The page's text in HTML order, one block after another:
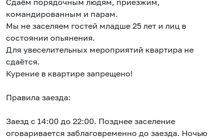
Сдаём порядочным людям, приезжим,
командированным и парам.
Мы не заселяем гостей младше 25 лет и лиц в
состоянии опьянения.
Для увеселительных мероприятий квартира не
сдаётся.
Курение в квартире запрещено!
Правила заезда:
Заезд с 14:00 до 22:00. Позднее заселение
оговаривается заблаговременно до заезда. Ночью